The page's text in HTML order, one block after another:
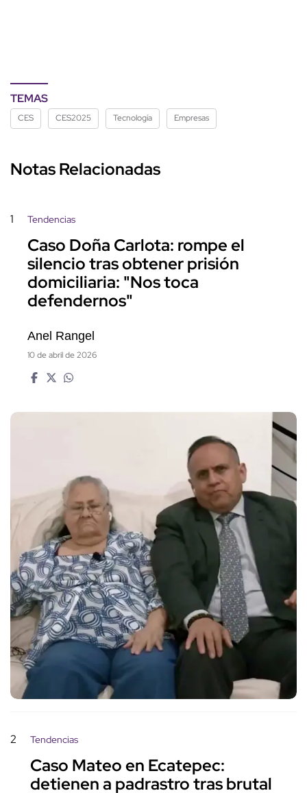
TEMAS
CES CES2025 Tecnología Empresas
Notas Relacionadas
1 Tendencias
Caso Doña Carlota: rompe el
silencio tras obtener prisión
domiciliaria: "Nos toca
defendernos"
Anel Rangel
10 de abril de 2026
2 Tendencias
Caso Mateo en Ecatepec:
detienen a padrastro tras brutal